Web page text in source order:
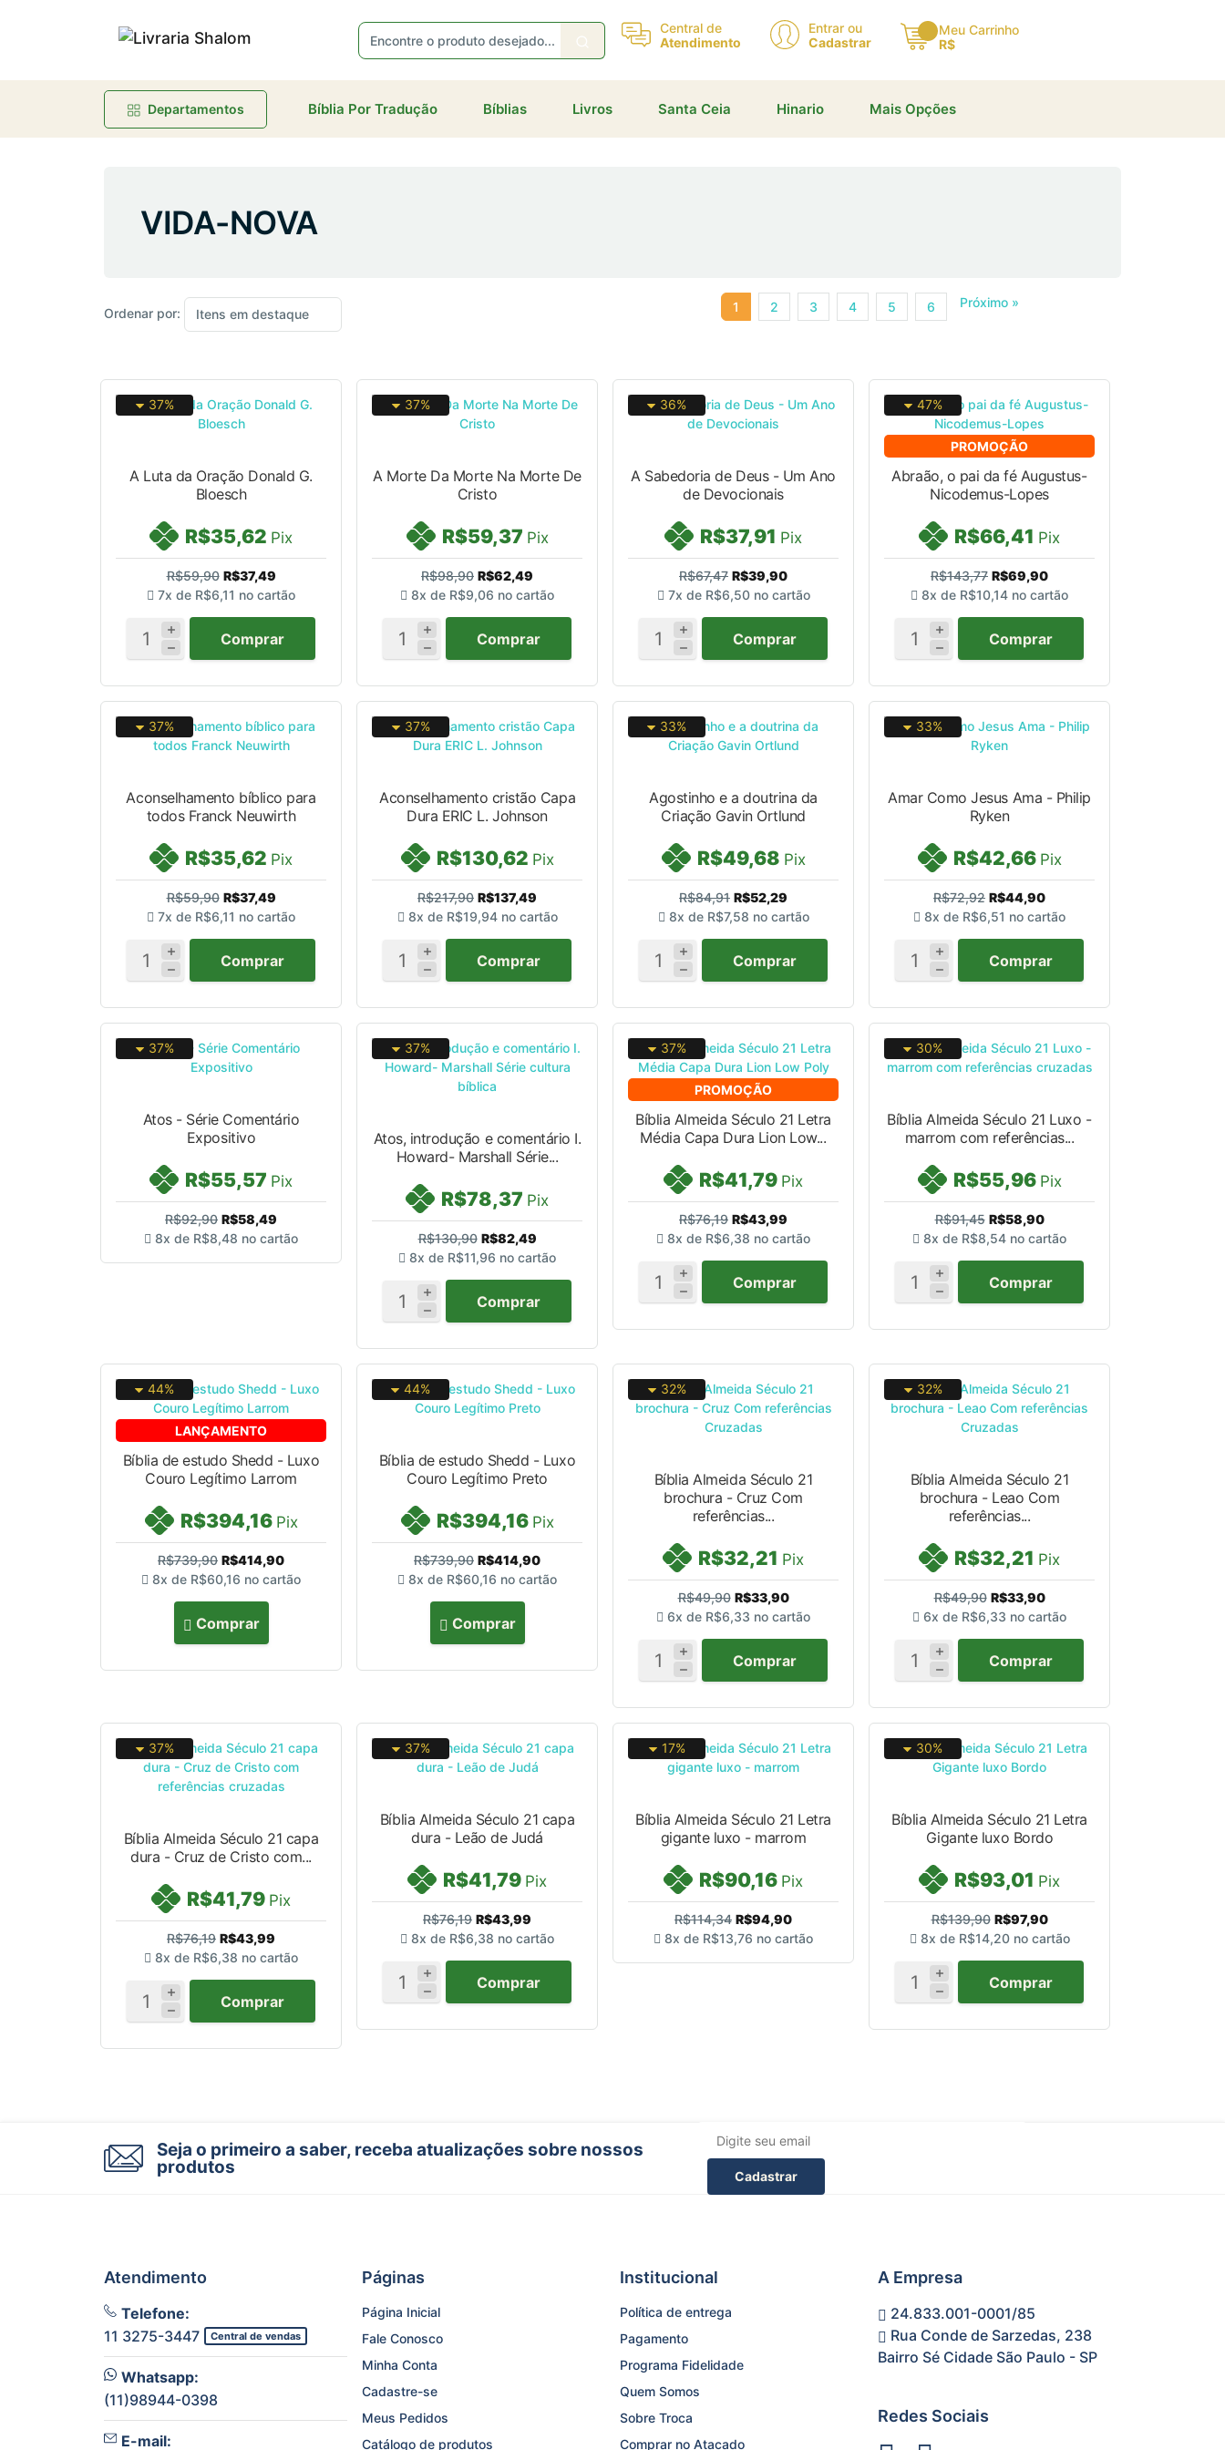
Central de
Atendimento
Entrar ou
Cadastrar
Meu Carrinho
R$
Departamentos Bíblia Por Tradução Bíblias Livros Santa Ceia Hinario Mais Opções
VIDA-NOVA
Ordenar por: 1 2 3 4 5 6 Próximo »
37%
A Luta da Oração Donald G.
Bloesch
R$35,62 Pix
R$59,90 R$37,49
7x de R$6,11 no cartão
Comprar
37%
A Morte Da Morte Na Morte De
Cristo
R$59,37 Pix
R$98,90 R$62,49
8x de R$9,06 no cartão
Comprar
36%
A Sabedoria de Deus - Um Ano
de Devocionais
R$37,91 Pix
R$67,47 R$39,90
7x de R$6,50 no cartão
Comprar
PROMOÇÃO
47%
Abraão, o pai da fé Augustus-
Nicodemus-Lopes
R$66,41 Pix
R$143,77 R$69,90
8x de R$10,14 no cartão
Comprar
37%
Aconselhamento bíblico para
todos Franck Neuwirth
R$35,62 Pix
R$59,90 R$37,49
7x de R$6,11 no cartão
Comprar
37%
Aconselhamento cristão Capa
Dura ERIC L. Johnson
R$130,62 Pix
R$217,90 R$137,49
8x de R$19,94 no cartão
Comprar
33%
Agostinho e a doutrina da
Criação Gavin Ortlund
R$49,68 Pix
R$84,91 R$52,29
8x de R$7,58 no cartão
Comprar
33%
Amar Como Jesus Ama - Philip
Ryken
R$42,66 Pix
R$72,92 R$44,90
8x de R$6,51 no cartão
Comprar
37%
Atos - Série Comentário
Expositivo
R$55,57 Pix
R$92,90 R$58,49
8x de R$8,48 no cartão
37%
Atos, introdução e comentário I.
Howard- Marshall Série...
R$78,37 Pix
R$130,90 R$82,49
8x de R$11,96 no cartão
Comprar
PROMOÇÃO
37%
Bíblia Almeida Século 21 Letra
Média Capa Dura Lion Low...
R$41,79 Pix
R$76,19 R$43,99
8x de R$6,38 no cartão
Comprar
30%
Bíblia Almeida Século 21 Luxo -
marrom com referências...
R$55,96 Pix
R$91,45 R$58,90
8x de R$8,54 no cartão
Comprar
LANÇAMENTO
44%
Bíblia de estudo Shedd - Luxo
Couro Legítimo Larrom
R$394,16 Pix
R$739,90 R$414,90
8x de R$60,16 no cartão
Comprar
44%
Bíblia de estudo Shedd - Luxo
Couro Legítimo Preto
R$394,16 Pix
R$739,90 R$414,90
8x de R$60,16 no cartão
Comprar
32%
Bíblia Almeida Século 21
brochura - Cruz Com
referências...
R$32,21 Pix
R$49,90 R$33,90
6x de R$6,33 no cartão
Comprar
32%
Bíblia Almeida Século 21
brochura - Leao Com
referências...
R$32,21 Pix
R$49,90 R$33,90
6x de R$6,33 no cartão
Comprar
37%
Bíblia Almeida Século 21 capa
dura - Cruz de Cristo com...
R$41,79 Pix
R$76,19 R$43,99
8x de R$6,38 no cartão
Comprar
37%
Bíblia Almeida Século 21 capa
dura - Leão de Judá
R$41,79 Pix
R$76,19 R$43,99
8x de R$6,38 no cartão
Comprar
17%
Bíblia Almeida Século 21 Letra
gigante luxo - marrom
R$90,16 Pix
R$114,34 R$94,90
8x de R$13,76 no cartão
30%
Bíblia Almeida Século 21 Letra
Gigante luxo Bordo
R$93,01 Pix
R$139,90 R$97,90
8x de R$14,20 no cartão
Comprar
Seja o primeiro a saber, receba atualizações sobre nossos
produtos
Cadastrar
Atendimento
Telefone:
11 3275-3447
Central de vendas
Whatsapp:
(11)98944-0398
E-mail:
Páginas
Página Inicial
Fale Conosco
Minha Conta
Cadastre-se
Meus Pedidos
Catálogo de produtos
Institucional
Política de entrega
Pagamento
Programa Fidelidade
Quem Somos
Sobre Troca
Comprar no Atacado
A Empresa
24.833.001-0001/85
Rua Conde de Sarzedas, 238
Bairro Sé Cidade São Paulo - SP
Redes Sociais